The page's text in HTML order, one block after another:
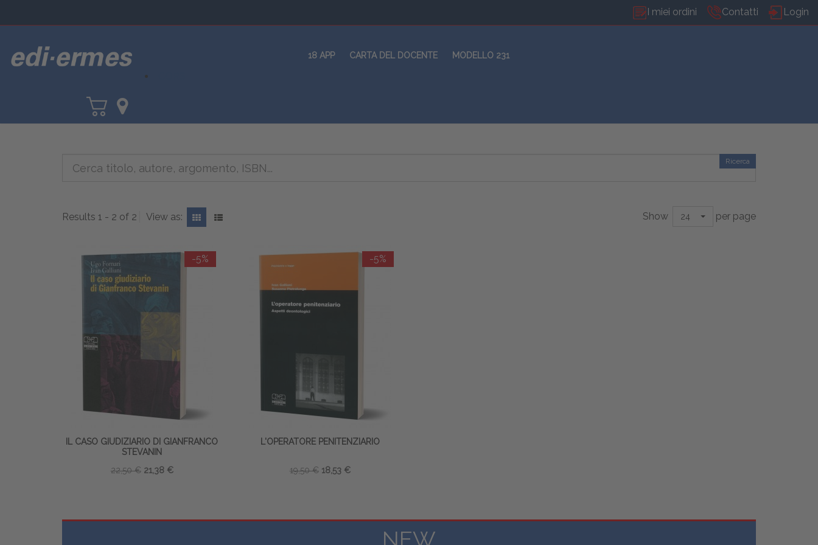
I miei ordini Contatti Login
18 APP CARTA DEL DOCENTE MODELLO 231
Ricerca
Results 1 - 2 of 2 View as: Show 24 per page
-5%
IL CASO GIUDIZIARIO DI GIANFRANCO
STEVANIN
22,50 € 21,38 €
-5%
L'OPERATORE PENITENZIARIO
19,50 € 18,53 €
NEW